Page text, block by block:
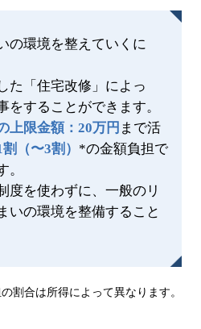
の環境を整えていくに
た「住宅改修」によっ
をすることができます。
上限金額：20万円 まで活
割（〜3割） *の金額負担で
。
度を使わずに、一般のリ
いの環境を整備すること
割合は所得によって異なります。